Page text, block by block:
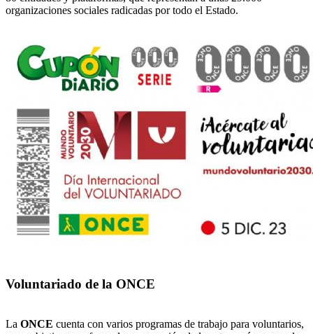
organizaciones sociales radicadas por todo el Estado.
Voluntariado de la ONCE
La ONCE cuenta con varios programas de trabajo para voluntarios,